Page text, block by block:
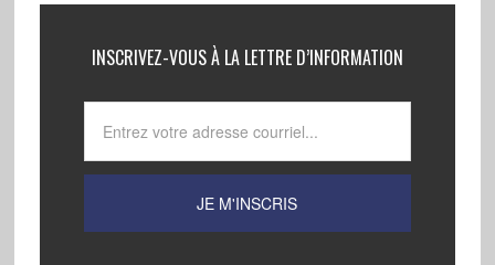
INSCRIVEZ-VOUS À LA LETTRE D’INFORMATION